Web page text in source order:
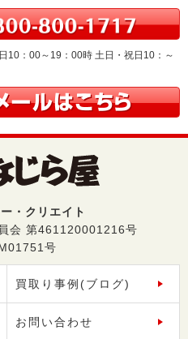
10：00～19：00時 土日・祝日10：～
・クリエイト
会 第461120001216号
号
買取り事例(ブログ)
お問い合わせ